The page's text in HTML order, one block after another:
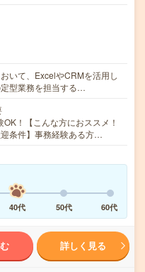
いて、ExcelやCRMを活用し
型業務を担当する…
！【こんな方におススメ！
条件】事務経験ある方…
40代 50代 60代
詳しく見る